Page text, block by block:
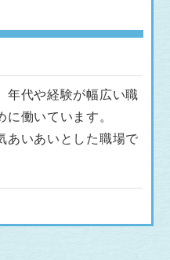
年代や経験が幅広い職
に働いています。
あいあいとした職場で